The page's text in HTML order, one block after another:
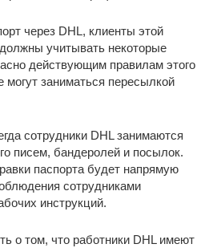
через DHL, клиенты этой
учитывать некоторые
действующим правилам этого
могут заниматься пересылкой
сотрудники DHL занимаются
писем, бандеролей и посылок.
паспорта будет напрямую
сотрудниками
инструкций.
о том, что работники DHL имеют